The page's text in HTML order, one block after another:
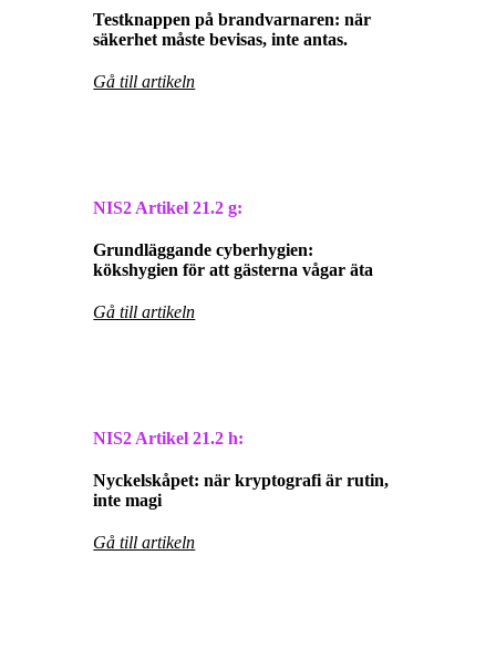
Testknappen på brandvarnaren: när
säkerhet måste bevisas, inte antas.
Gå till artikeln
NIS2 Artikel21.2 g:
Grundläggande cyberhygien:
kökshygien för att gästerna vågar äta
Gå till artikeln
NIS2 Artikel21.2 h:
Nyckelskåpet: när kryptografi är rutin,
inte magi
Gå till artikeln